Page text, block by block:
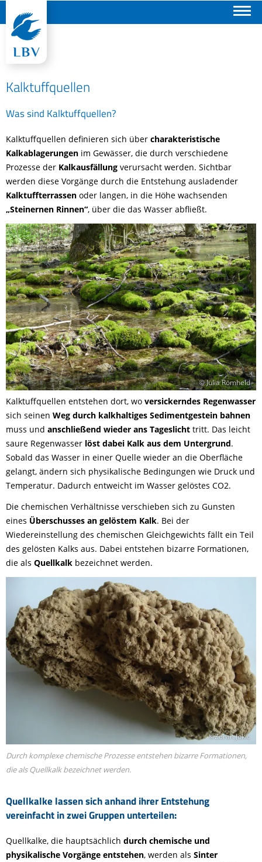
Kalktuffquellen
Was sind Kalktuffquellen?
Kalktuffquellen definieren sich über charakteristische
Kalkablagerungen im Gewässer, die durch verschiedene
Prozesse der Kalkausfällung verursacht werden. Sichtbar
werden diese Vorgänge durch die Entstehung ausladender
Kalktuffterrassen oder langen, in die Höhe wachsenden
„Steinernen Rinnen“, über die das Wasser abfließt.
© Julia Römheld
Kalktuffquellen entstehen dort, wo versickerndes Regenwasser
sich seinen Weg durch kalkhaltiges Sedimentgestein bahnen
muss und anschließend wieder ans Tageslicht tritt. Das leicht
saure Regenwasser löst dabei Kalk aus dem Untergrund.
Sobald das Wasser in einer Quelle wieder an die Oberfläche
gelangt, ändern sich physikalische Bedingungen wie Druck und
Temperatur. Dadurch entweicht im Wasser gelöstes CO2.
Die chemischen Verhältnisse verschieben sich zu Gunsten
eines Überschusses an gelöstem Kalk. Bei der
Wiedereinstellung des chemischen Gleichgewichts fällt ein Teil
des gelösten Kalks aus. Dabei entstehen bizarre Formationen,
die als Quellkalk bezeichnet werden.
Quellkalke lassen sich anhand ihrer Entstehung
vereinfacht in zwei Gruppen unterteilen:
©Zoran Jokic
Durch komplexe chemische Prozesse entstehen bizarre Formationen,
die als Quellkalk bezeichnet werden.
Quellkalke, die hauptsächlich durch chemische und
physikalische Vorgänge entstehen, werden als Sinter